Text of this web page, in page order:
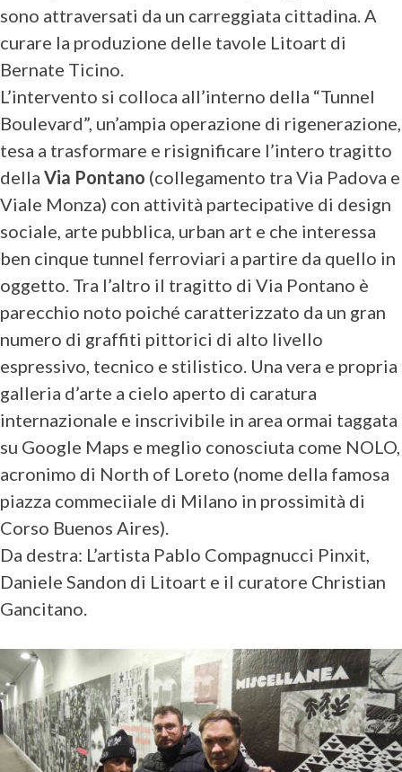
sono attraversati da un carreggiata cittadina. A
curare la produzione delle tavole Litoart di
Bernate Ticino.
L’intervento si colloca all’interno della “Tunnel
Boulevard”, un’ampia operazione di rigenerazione,
tesa a trasformare e risignificare l’intero tragitto
della Via Pontano (collegamento tra Via Padova e
Viale Monza) con attività partecipative di design
sociale, arte pubblica, urban art e che interessa
ben cinque tunnel ferroviari a partire da quello in
oggetto. Tra l’altro il tragitto di Via Pontano è
parecchio noto poiché caratterizzato da un gran
numero di graffiti pittorici di alto livello
espressivo, tecnico e stilistico. Una vera e propria
galleria d’arte a cielo aperto di caratura
internazionale e inscrivibile in area ormai taggata
su Google Maps e meglio conosciuta come NOLO,
acronimo di North of Loreto (nome della famosa
piazza commeciiale di Milano in prossimità di
Corso Buenos Aires).
Da destra: L’artista Pablo Compagnucci Pinxit,
Daniele Sandon di Litoart e il curatore Christian
Gancitano.